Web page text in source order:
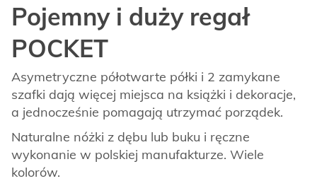
Pojemny i duży regał
POCKET
Asymetryczne półotwarte półki i 2 zamykane
szafki dają więcej miejsca na książki i dekoracje,
a jednocześnie pomagają utrzymać porządek.
Naturalne nóżki z dębu lub buku i ręczne
wykonanie w polskiej manufakturze. Wiele
kolorów.